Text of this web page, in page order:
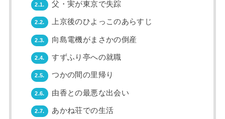
2.1. 父・実が東京で失踪
2.2. 上京後のひよっこのあらすじ
2.3. 向島電機がまさかの倒産
2.4. すずふり亭への就職
2.5. つかの間の里帰り
2.6. 由香との最悪な出会い
2.7. あかね荘での生活